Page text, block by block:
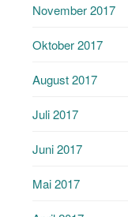
November 2017
Oktober 2017
August 2017
Juli 2017
Juni 2017
Mai 2017